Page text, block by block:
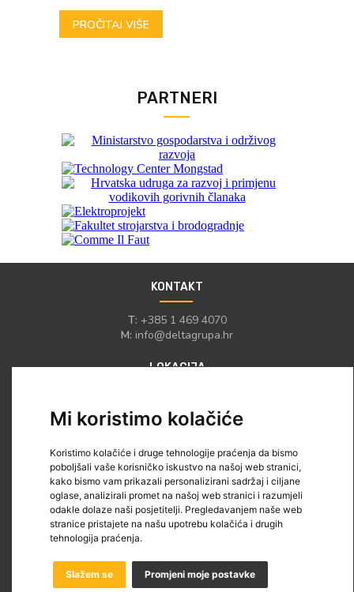
Mi koristimo kolačiće
Koristimo kolačiće i druge tehnologije praćenja da bismo
poboljšali vaše korisničko iskustvo na našoj web stranici,
kako bismo vam prikazali personalizirani sadržaj i ciljane
oglase, analizirali promet na našoj web stranici i razumjeli
odakle dolaze naši posjetitelji. Pregledavanjem naše web
stranice pristajete na našu upotrebu kolačića i drugih
tehnologija praćenja.
Slažem se Promjeni moje postavke
PROČITAJ VIŠE
PARTNERI
KONTAKT
T: +385 1 469 4070
M: info@deltagrupa.hr
LOKACIJA
HR-10000 Zagreb
Hrvatska
IZBORNIK
O nama
O projektu
Vijesti